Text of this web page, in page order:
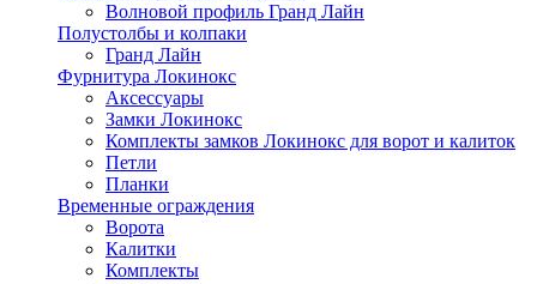
Волновой профиль Гранд Лайн
Полустолбы и колпаки
Гранд Лайн
Фурнитура Локинокс
Аксессуары
Замки Локинокс
Комплекты замков Локинокс для ворот и калиток
Петли
Планки
Временные ограждения
Ворота
Калитки
Комплекты